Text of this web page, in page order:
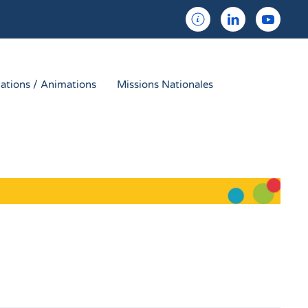
/ Animations Missions Nationales